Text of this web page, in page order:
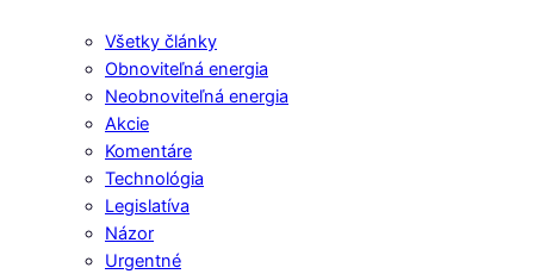
Všetky články
Obnoviteľná energia
Neobnoviteľná energia
Akcie
Komentáre
Technológia
Legislatíva
Názor
Urgentné